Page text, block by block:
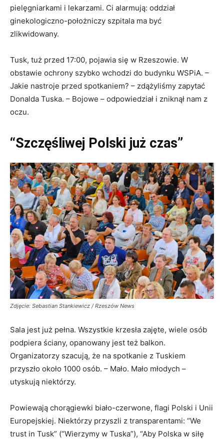
pielęgniarkami i lekarzami. Ci alarmują: oddział
ginekologiczno-położniczy szpitala ma być
zlikwidowany.
Tusk, tuż przed 17:00, pojawia się w Rzeszowie. W
obstawie ochrony szybko wchodzi do budynku WSPiA. –
Jakie nastroje przed spotkaniem? – zdążyliśmy zapytać
Donalda Tuska. – Bojowe – odpowiedział i zniknął nam z
oczu.
“Szczęśliwej Polski już czas”
Zdjęcie: Sebastian Stankiewicz / Rzeszów News
Sala jest już pełna. Wszystkie krzesła zajęte, wiele osób
podpiera ściany, opanowany jest też balkon.
Organizatorzy szacują, że na spotkanie z Tuskiem
przyszło około 1000 osób. – Mało. Mało młodych –
utyskują niektórzy.
Powiewają chorągiewki biało-czerwone, flagi Polski i Unii
Europejskiej. Niektórzy przyszli z transparentami: “We
trust in Tusk” (“Wierzymy w Tuska”), “Aby Polska w siłę